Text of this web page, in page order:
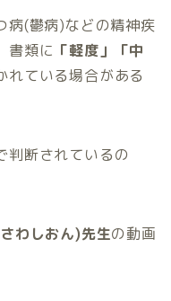
病(鬱病)などの精神疾
書類に 「軽度」「中
れている場合がある
判断されているの
わしおん)先生の動画